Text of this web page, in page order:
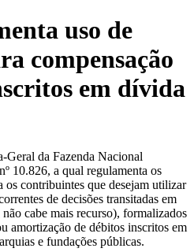
uso de
compensação
em dívida
Geral da Fazenda Nacional
10.826, a qual regulamenta os
os contribuintes que desejam utilizar
de decisões transitadas em
cabe mais recurso), formalizados
amortização de débitos inscritos em
e fundações públicas.